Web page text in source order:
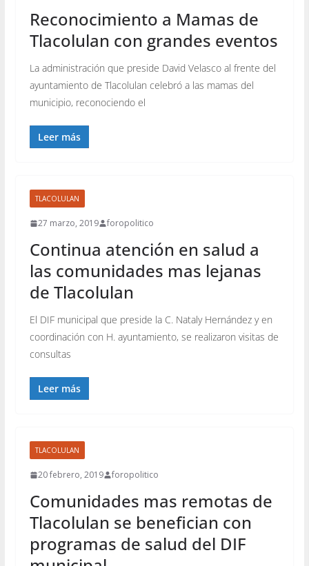
Reconocimiento a Mamas de
Tlacolulan con grandes eventos
La administración que preside David Velasco al frente del
ayuntamiento de Tlacolulan celebró a las mamas del
municipio, reconociendo el
Leer más
TLACOLULAN
27 marzo, 2019 foropolitico
Continua atención en salud a
las comunidades mas lejanas
de Tlacolulan
El DIF municipal que preside la C. Nataly Hernández y en
coordinación con H. ayuntamiento, se realizaron visitas de
consultas
Leer más
TLACOLULAN
20 febrero, 2019 foropolitico
Comunidades mas remotas de
Tlacolulan se benefician con
programas de salud del DIF